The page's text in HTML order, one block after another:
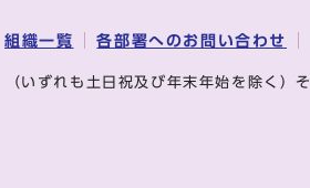
組織一覧 各部署へのお問い合わせ
（いずれも土日祝及び年末年始を除く）そ